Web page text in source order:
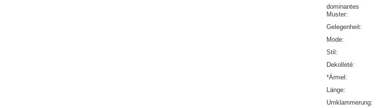
dominantes
Muster
Gelegenheit
Mode
Stil
Dekolleté
*Ärmel
Länge
Umklammerung